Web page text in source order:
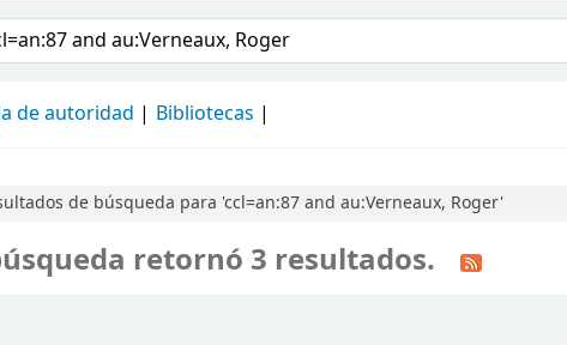
en el catálogo
de autoridad Bibliotecas
de búsqueda para 'ccl=an:87 and au:Verneaux, Roger'
retornó 3 resultados.